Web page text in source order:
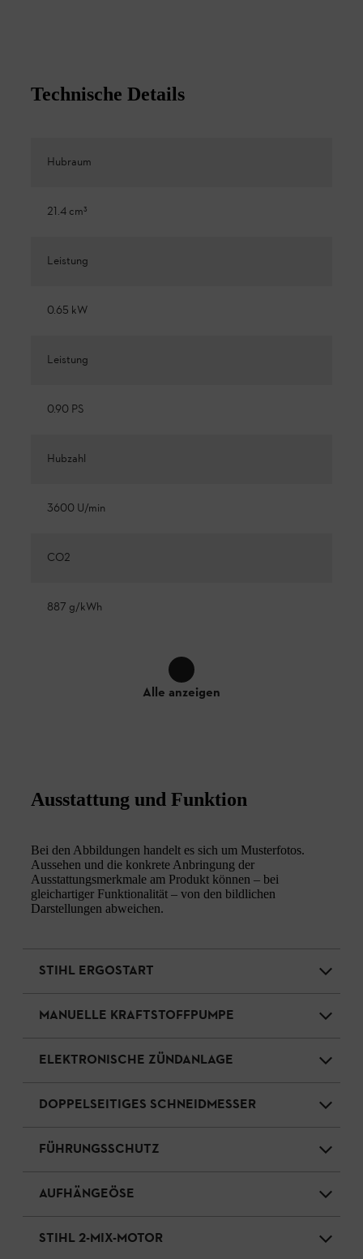
Technische Details
Hubraum
21.4 cm³
Leistung
0.65 kW
Leistung
0.90 PS
Hubzahl
3600 U/min
CO2
887 g/kWh
Alle anzeigen
Ausstattung und Funktion
Bei den Abbildungen handelt es sich um Musterfotos.
Aussehen und die konkrete Anbringung der
Ausstattungsmerkmale am Produkt können – bei
gleichartiger Funktionalität – von den bildlichen
Darstellungen abweichen.
STIHL ERGOSTART
MANUELLE KRAFTSTOFFPUMPE
ELEKTRONISCHE ZÜNDANLAGE
DOPPELSEITIGES SCHNEIDMESSER
FÜHRUNGSSCHUTZ
AUFHÄNGEÖSE
STIHL 2-MIX-MOTOR